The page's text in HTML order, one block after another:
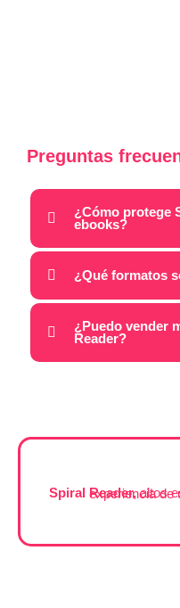
Preguntas
¿Cómo protege
ebooks?
¿Qué formatos
¿Puedo vender
Reader?
Spiral Reader,
altos estándares de